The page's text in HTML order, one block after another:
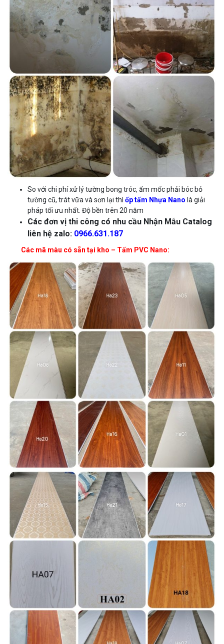
So với chi phí xử lý tường bong tróc, ẩm mốc phải bóc bỏ
tường cũ, trát vữa và sơn lại thì ốp tấm Nhựa Nano là giải
pháp tối ưu nhất. Độ bền trên 20 năm
Các đơn vị thi công có nhu cầu Nhận Mẫu Catalog
liên hệ zalo: 0966.631.187
Các mã màu có sẵn tại kho – Tấm PVC Nano: